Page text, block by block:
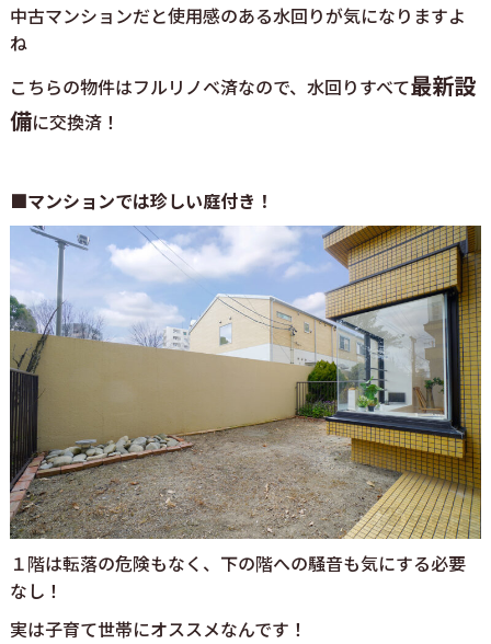
中古マンションだと使用感のある水回りが気になりますよ
ね
こちらの物件はフルリノベ済なので、水回りすべて最新設
備に交換済！
■マンションでは珍しい庭付き！
１階は転落の危険もなく、下の階への騒音も気にする必要
なし！
実は子育て世帯にオススメなんです！